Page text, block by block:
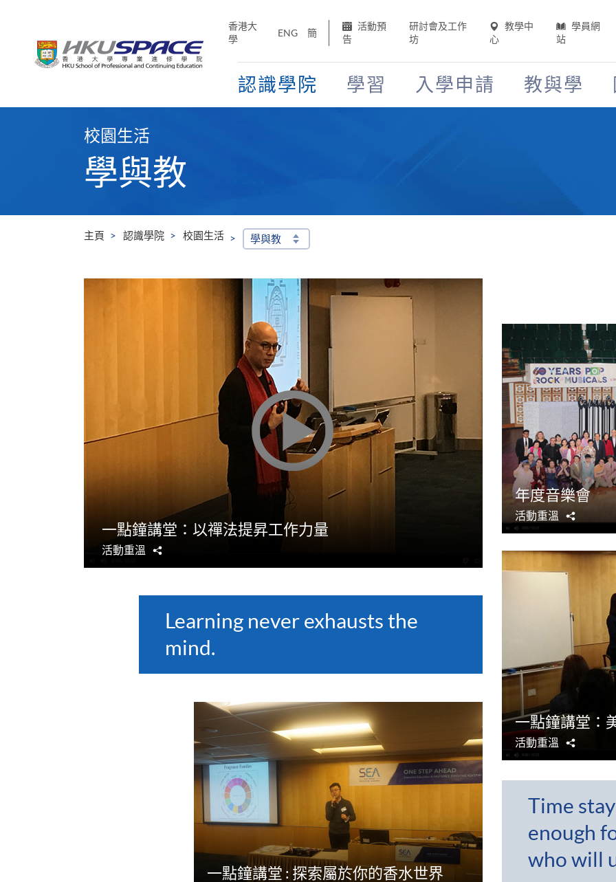
香港大
學
ENG 簡
活動預
告
研討會及工作
坊
教學中
心
學員網
站
認識學院 學習 入學申請 教與學
校園生活
學與教
主頁 認識學院 校園生活 學與教
一點鐘講堂：以禪法提昇工作力量
活動重溫
Learning never exhausts the
mind.
一點鐘講堂 : 探索屬於你的香水世界
年度音樂會
活動重溫
一點鐘講堂：
活動重溫
Time
enough
who will